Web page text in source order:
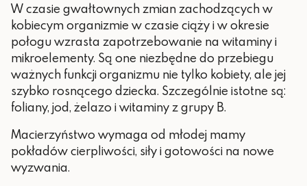
W czasie gwałtownych zmian zachodzących w
kobiecym organizmie w czasie ciąży i w okresie
połogu wzrasta zapotrzebowanie na witaminy i
mikroelementy. Są one niezbędne do przebiegu
ważnych funkcji organizmu nie tylko kobiety, ale jej
szybko rosnącego dziecka. Szczególnie istotne są:
foliany, jod, żelazo i witaminy z grupy B.
Macierzyństwo wymaga od młodej mamy
pokładów cierpliwości, siły i gotowości na nowe
wyzwania.